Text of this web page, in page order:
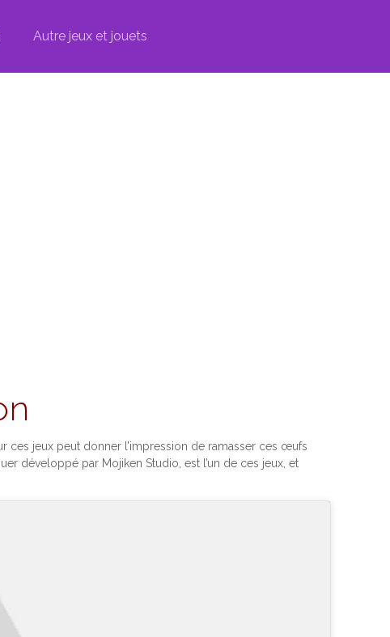
Autre jeux et jouets
ces jeux peut donner l’impression de ramasser ces œufs
développé par Mojiken Studio, est l’un de ces jeux, et